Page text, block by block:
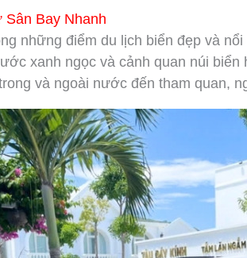
Bay Nhanh
những điểm du lịch biển đẹp và
xanh ngọc và cảnh quan núi
và ngoài nước đến tham quan,